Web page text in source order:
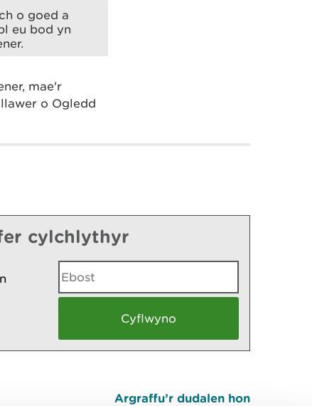
o goed a
eu bod yn
mae'r
o Ogledd
cylchlythyr
Argraffu’r dudalen hon